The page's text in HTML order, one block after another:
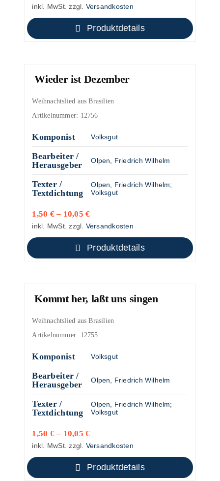
inkl. MwSt. zzgl. Versandkosten
Produktdetails
Wieder ist Dezember
Weihnachtslied aus Brasilien
Artikelnummer: 12756
Komponist Volksgut
Bearbeiter /
Herausgeber
Olpen, Friedrich Wilhelm
Texter /
Textdichtung
Olpen, Friedrich Wilhelm;
Volksgut
1,50 €– 10,05€
inkl. MwSt. zzgl. Versandkosten
Produktdetails
Kommt her, laßt uns singen
Weihnachtslied aus Brasilien
Artikelnummer: 12755
Komponist Volksgut
Bearbeiter /
Herausgeber
Olpen, Friedrich Wilhelm
Texter /
Textdichtung
Olpen, Friedrich Wilhelm;
Volksgut
1,50 €– 10,05€
inkl. MwSt. zzgl. Versandkosten
Produktdetails